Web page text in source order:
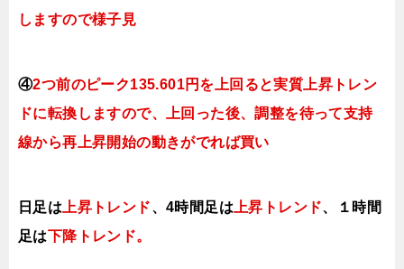
しますので様子見
④2つ前のピーク135.601円を上回ると実質上昇トレン
ドに転換 しますので、上回った後、調整を待って支持
線から再上昇開始の動きがでれば買い
日足は 上昇トレンド、4時間足は 上昇トレンド、１時間
足は下降ト レンド。